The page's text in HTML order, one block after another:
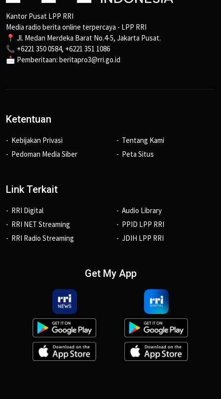
Kantor Pusat LPP RRI
Media radio berita online terpercaya - LPP RRI
📍 Jl. Medan Merdeka Barat No.4-5, Jakarta Pusat.
📞 +6221 350 0584, +6221 351 1086
📩 Pemberitaan: beritapro3@rri.go.id
Ketentuan
Kebijakan Privasi
Pedoman Media Siber
Tentang Kami
Peta Situs
Link Terkait
RRI Digital
RRI NET Streaming
RRI Radio Streaming
Audio Library
PPID LPP RRI
JDIH LPP RRI
Get My App